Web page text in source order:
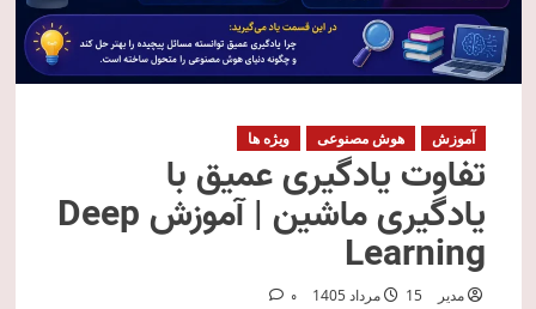
آموزش هوش مصنوعی ویژه ها
تفاوت یادگیری عمیق با
یادگیری ماشین | آموزش Deep
Learning
مدیر 15 مرداد 1405 0